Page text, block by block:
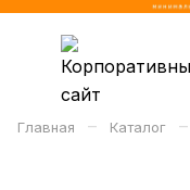
Главная – Каталог –